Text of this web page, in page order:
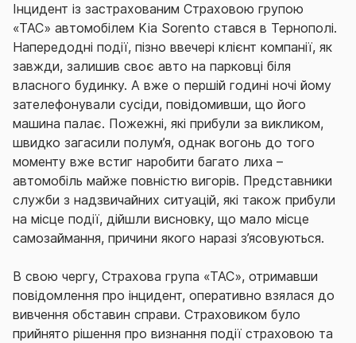
Інцидент із застрахованим Страховою групою
«ТАС» автомобілем Kia Sorento стався в Тернополі.
Напередодні події, пізно ввечері клієнт компанії, як
завжди, залишив своє авто на парковці біля
власного будинку. А вже о першій годині ночі йому
зателефонували сусіди, повідомивши, що його
машина палає. Пожежні, які прибули за викликом,
швидко загасили полум’я, однак вогонь до того
моменту вже встиг наробити багато лиха –
автомобіль майже повністю вигорів. Представники
служби з надзвичайних ситуацій, які також прибули
на місце події, дійшли висновку, що мало місце
самозаймання, причини якого наразі з’ясовуються.
В свою чергу, Страхова група «ТАС», отримавши
повідомлення про інцидент, оперативно взялася до
вивчення обставин справи. Страховиком було
прийнято рішення про визнання події страховою та